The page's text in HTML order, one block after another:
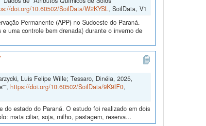
doi.org/10.60502/SoilData/W2KYSL, SoilData, V1
Permanente (APP) no Sudoeste do Paraná.
uma controle bem drenada) durante o inverno de
Luis Felipe Wille; Tessaro, Dinéia, 2025,
https://doi.org/10.60502/SoilData/9K9IF0,
do estado do Paraná. O estudo foi realizado em dois
mata ciliar, soja, milho, pastagem, reserva...